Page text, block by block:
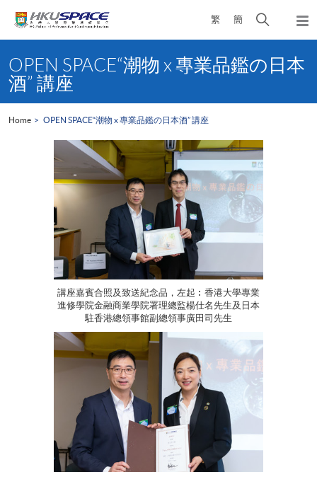
繁 簡
Open
search
panel
content
startOPEN SPACE“潮物 x 專業品鑑の日本
酒” 講座
Home OPEN SPACE“潮物 x 專業品鑑の日本酒” 講座
講座嘉賓合照及致送紀念品，左起︰香港大學專業
進修學院金融商業學院署理總監楊仕名先生及日本
駐香港總領事館副總領事廣田司先生